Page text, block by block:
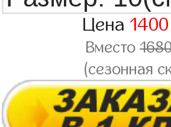
Цена 1400
Вместо
(сезонная